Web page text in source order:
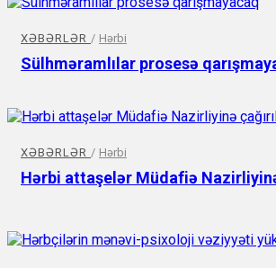
XƏBƏRLƏR / Hərbi
Sülhməramlılar prosesə
XƏBƏRLƏR / Hərbi
Hərbi attaşelər Müdafiə Nazirliyinə